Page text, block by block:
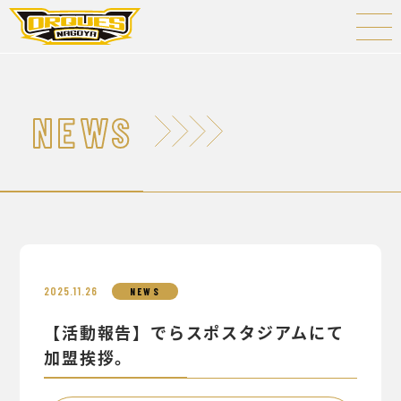
NEWS
2025.11.26 NEWS
【活動報告】でらスポスタジアムにて
加盟挨拶。